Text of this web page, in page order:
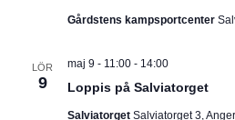
Gårdstens kampsportcenter
LÖR
9 Loppis på Salviatorget
maj 9 - 11:00- 14:00
Salviatorget Salviatorget 3,